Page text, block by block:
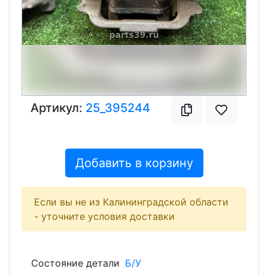
Артикул: 25_395244
Добавить в корзину
Если вы не из Калининградской области
- уточните условия доставки
Состояние детали Б/У